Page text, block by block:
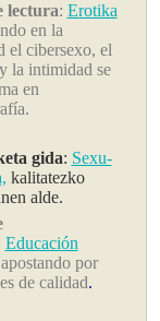
lectura: Erotika
en la
el cibersexo, el
la intimidad se
en
.
gida: Sexu-
kalitatezko
alde.
Educación
apostando por
de calidad.